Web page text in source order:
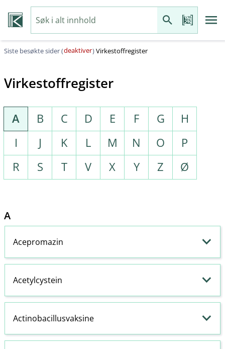
Siste besøkte sider (deaktiver)Virkestoffregister
Virkestoffregister
A B C D E F G
H
I
J K L M N O
P
R
S T V X Y Z Ø
A
Acepromazin
Acetylcystein
Actinobacillusvaksine